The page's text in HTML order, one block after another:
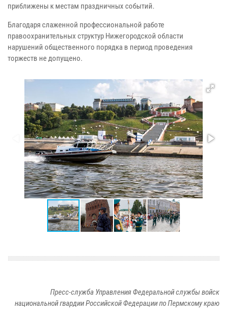
приближены к местам праздничных событий.
Благодаря слаженной профессиональной работе
правоохранительных структур Нижегородской области
нарушений общественного порядка в период проведения
торжеств не допущено.
Пресс-служба Управления Федеральной службы войск
национальной гвардии Российской Федерации по Пермскому краю